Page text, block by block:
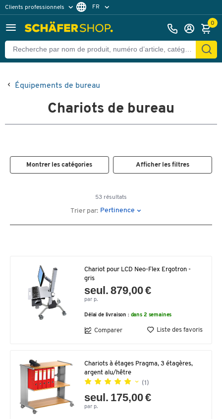
Clients professionnels
Clients particuliers
FR
0
Équipements de bureau
Chariots de bureau
Montrer les catégories Afficher les filtres
53 résultats
Trier par: Pertinence
Chariot pour LCD Neo-Flex Ergotron -
gris
seul. 879,00 €
par p.
Délai de livraison : dans 2 semaines
Comparer Liste des favoris
Chariots à étages Pragma, 3 étagères,
argent alu/hêtre
(1)
seul. 175,00 €
par p.